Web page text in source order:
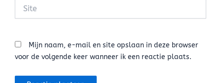
Mijn naam, e-mail en site opslaan in deze browser
voor de volgende keer wanneer ik een reactie plaats.